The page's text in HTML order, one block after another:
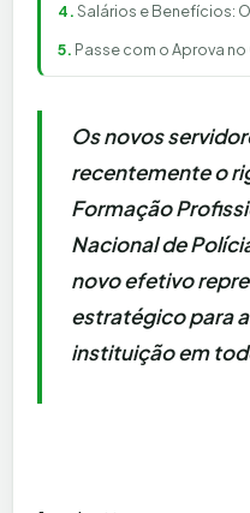
Salários e Benefícios:
Passe com o Aprova
Os novos
recentemente o
Formação
Nacional de
novo efetivo
estratégico para
instituição em